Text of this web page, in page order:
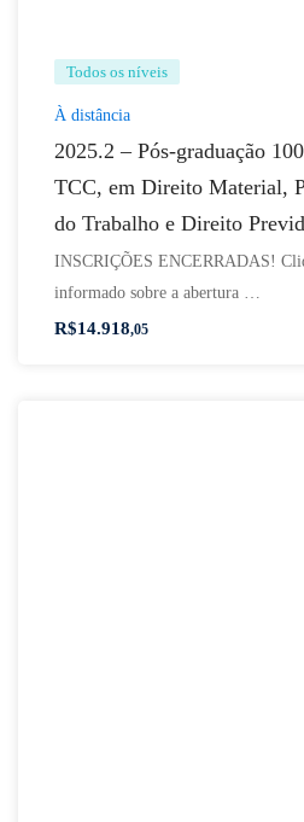
Todos os níveis
À distância
2025.2 – Pós-graduação
TCC, em Direito Material,
do Trabalho e Direito
INSCRIÇÕES ENCERRADAS!
informado sobre a abertura …
R$14.918,05